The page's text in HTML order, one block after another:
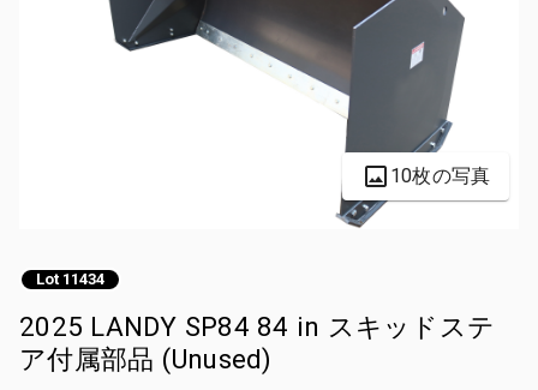
10枚の写真
Lot 11434
2025 LANDY SP84 84 in スキッドステ
ア付属部品 (Unused)